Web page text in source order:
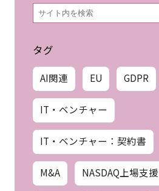
検
索
タグ
AI関連 EU GDPR
IT・ベンチャー
IT・ベンチャー：契約書
M&A NASDAQ上場支援